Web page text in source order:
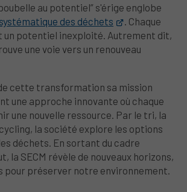
au potentiel” s'érige englobe
des déchets
. Chaque
un potentiel inexploité. Autrement dit,
une voie vers un renouveau
cette transformation sa mission
une approche innovante où chaque
une nouvelle ressource. Par le tri, la
la société explore les options
déchets. En sortant du cadre
la SECM révèle de nouveaux horizons,
pour préserver notre environnement.